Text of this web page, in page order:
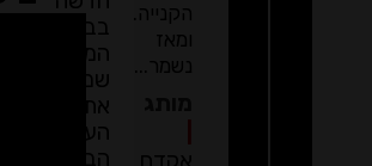
הקנייה.
ומאז
נשמר...
בבית
המסחר
שמבצע
את
העברת
הבעלות.